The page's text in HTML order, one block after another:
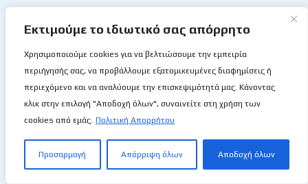
Εκτιμούμε το ιδιωτικό σας απόρρητο
Χρησιμοποιούμε cookies για να βελτιώσουμε την εμπειρία
περιήγησής σας, να προβάλλουμε εξατομικευμένες διαφημίσεις ή
περιεχόμενο και να αναλύουμε την επισκεψιμότητά μας. Κάνοντας
κλικ στην επιλογή "Αποδοχή όλων", συναινείτε στη χρήση των
cookies από εμάς. Πολιτική Απορρήτου
Προσαρμογή Απόρριψη όλων Αποδοχή όλων
ΚΟΜΙΣΆΡΙΟΙ
ΚΡΙΤΈΣ
ΣΤΑΤΙΣΤΙΚΉ ΥΠΗΡΕΣΊΑ
ΧΡΟΝΟΓΡΆΦΗΜΑ
ΨΊΘΥΡΟΙ
ΩΡΑΊΑ ΜΟΥ ΚΥΡΊΑ